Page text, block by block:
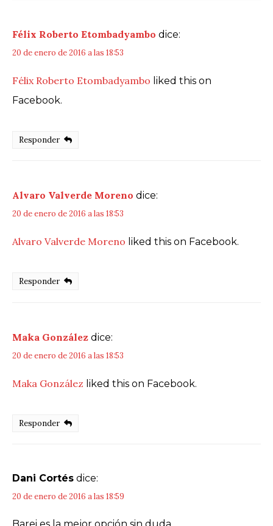
Félix Roberto Etombadyambo dice:
20 de enero de 2016 a las 18:53
Félix Roberto Etombadyambo liked this on
Facebook.
Responder
Alvaro Valverde Moreno dice:
20 de enero de 2016 a las 18:53
Alvaro Valverde Moreno liked this on Facebook.
Responder
Maka González dice:
20 de enero de 2016 a las 18:53
Maka González liked this on Facebook.
Responder
Dani Cortés dice:
20 de enero de 2016 a las 18:59